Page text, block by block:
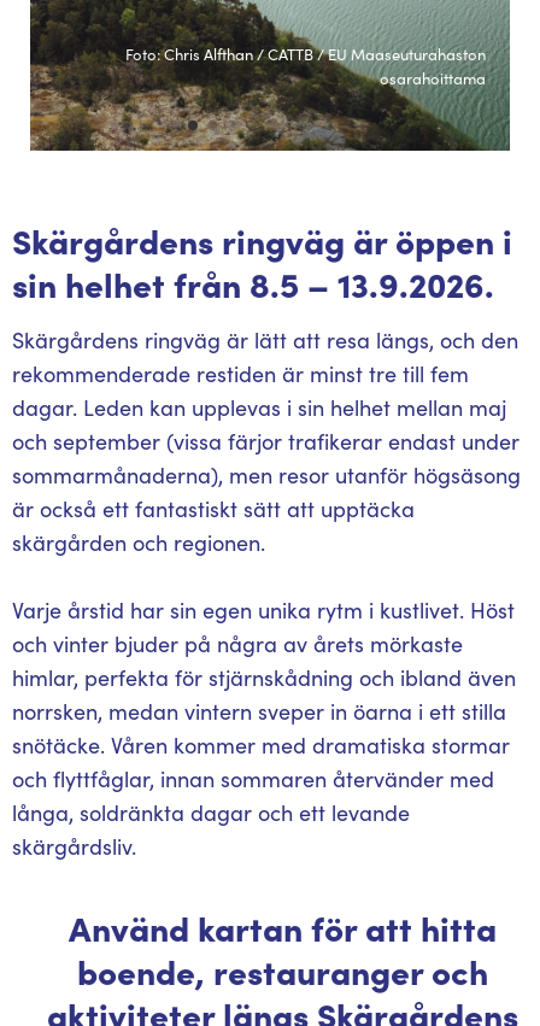
Foto: Chris Alfthan / CATTB / EU Maaseuturahaston
osarahoittama
Skärgårdens ringväg är öppen i
sin helhet från 8.5 – 13.9.2026.
Skärgårdens ringväg är lätt att resa längs, och den
rekommenderade restiden är minst tre till fem
dagar. Leden kan upplevas i sin helhet mellan maj
och september (vissa färjor trafikerar endast under
sommarmånaderna), men resor utanför högsäsong
är också ett fantastiskt sätt att upptäcka
skärgården och regionen.
Varje årstid har sin egen unika rytm i kustlivet. Höst
och vinter bjuder på några av årets mörkaste
himlar, perfekta för stjärnskådning och ibland även
norrsken, medan vintern sveper in öarna i ett stilla
snötäcke. Våren kommer med dramatiska stormar
och flyttfåglar, innan sommaren återvänder med
långa, soldränkta dagar och ett levande
skärgårdsliv.
Använd kartan för att hitta
boende, restauranger och
aktiviteter längs Skärgårdens